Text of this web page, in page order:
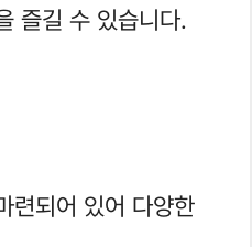
즐길 수 있습니다.
련되어 있어 다양한